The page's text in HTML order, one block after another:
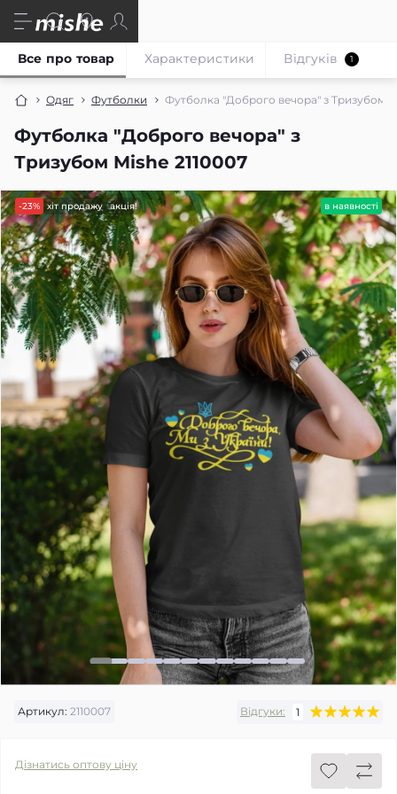
Одяг Футболки Футболка "Доброго вечора" з Тризубом
Футболка "Доброго вечора" з
Тризубом Mishe 2110007
Все про товар Характеристики Відгуків 1
-23% хіт продажу акція! в наявності
Артикул: 2110007 Відгуки: 1
Дізнатись оптову ціну